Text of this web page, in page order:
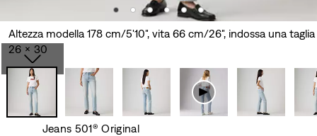
Altezza modella 178 cm/5'10", vita 66 cm/26", indossa una taglia
26 x 30
Jeans 501® Original